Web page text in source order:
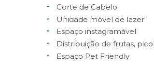
Corte de Cabelo
Unidade móvel de lazer
Espaço instagramável
Distribuição de frutas,
Espaço Pet Friendly